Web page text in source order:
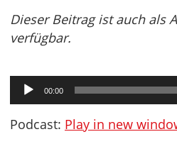
Dieser Beitrag ist auch als
verfügbar.
Audio-
Player
00:00
Podcast: Play in new